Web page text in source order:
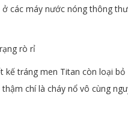
các máy nước nóng thông
rò rỉ
kế tráng men Titan còn loại bỏ
chí là cháy nổ vô cùng